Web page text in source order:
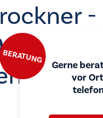
BERATUNG
Gerne
vor
-
mit